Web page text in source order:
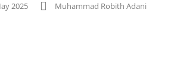
2025
Muhammad Robith Adani